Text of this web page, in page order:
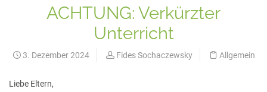
ACHTUNG: Verkürzter
Unterricht
3. Dezember 2024 Fides Sochaczewsky Allgemein
Liebe Eltern,